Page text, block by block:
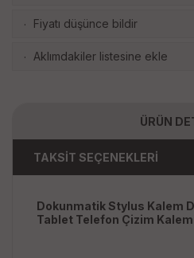
· Fiyatı düşünce bildir
· Aklımdakiler listesine ekle
ÜRÜN
TAKSİT SEÇENEKLERİ
Dokunmatik Stylus Kalem
Tablet Telefon Çizim